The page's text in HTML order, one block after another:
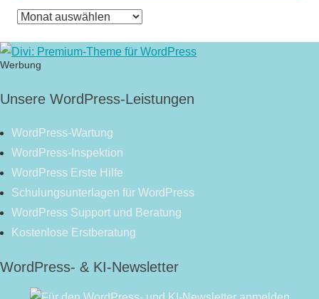
Das
Werbung
Unsere WordPress-Leistungen
WordPress-Wartung
WordPress-Inspektion
WordPress Erste Hilfe
Schulungsunterlagen für WordPress
WordPress Support und Beratung
Kostenlose Erstberatung
WordPress- & KI-Newsletter